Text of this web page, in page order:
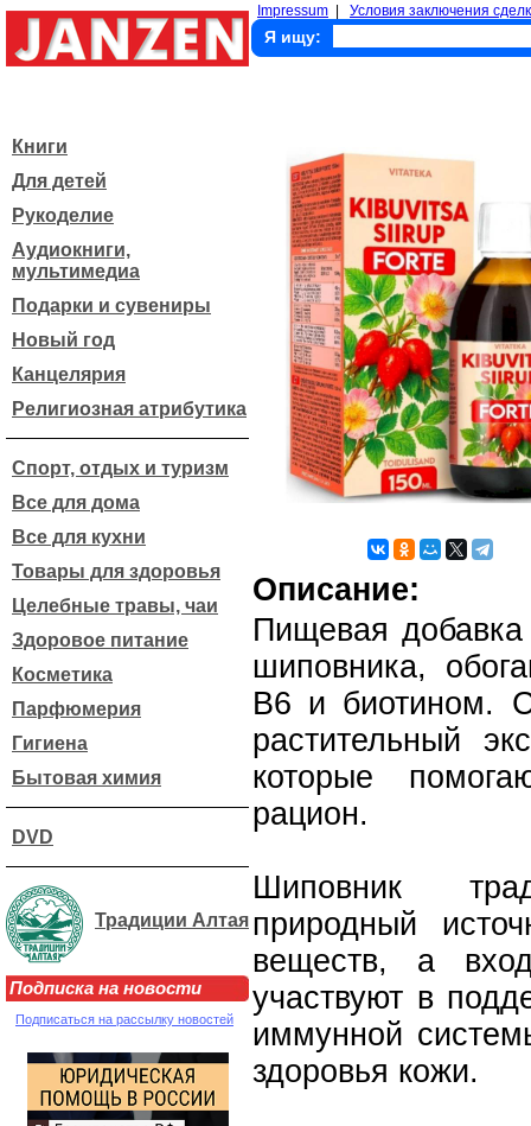
Impressum Условия заключения
Я ищу:
Книги
Для детей
Рукоделие
Аудиокниги,
мультимедиа
Подарки и сувениры
Новый год
Канцелярия
Религиозная атрибутика
Спорт, отдых и туризм
Все для дома
Все для кухни
Товары для здоровья
Целебные травы, чаи
Здоровое питание
Косметика
Парфюмерия
Гигиена
Бытовая химия
DVD
Традиции Алтая
Подписка на новости
Подписаться на рассылку новостей
Описание:
Пищевая добавка
шиповника,
B6 и биотином.
растительный
которые
рацион.
Шиповник
природный
веществ, а
участвуют в
иммунной
здоровья кожи.